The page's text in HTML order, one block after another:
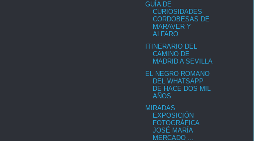
GUÍA DE
CURIOSIDADES
CORDOBESAS DE
MARAVER Y
ALFARO
ITINERARIO DEL
CAMINO DE
MADRID A SEVILLA
EL NEGRO ROMANO
DEL WHATSAPP
DE HACE DOS MIL
AÑOS
MIRADAS
EXPOSICIÓN
FOTOGRÁFICA
JOSÉ MARÍA
MERCADO ...